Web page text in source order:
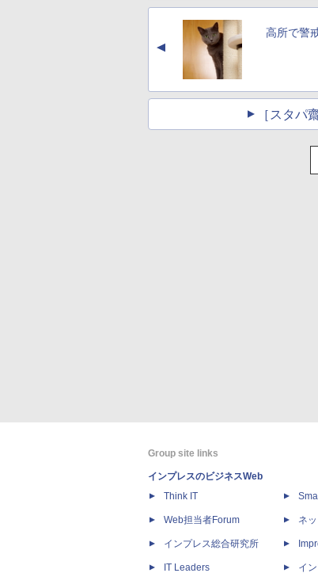
▲
高所で警
［スタパ
Group site links
インプレスのビジネスWeb
Think IT
Web担当者Forum
インプレス総合研究所
IT Leaders
ネ
イ